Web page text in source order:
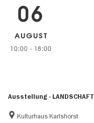
Ausstellung - LANDSCHAFT
Kulturhaus Karlshorst
06
AUGUST
10:00 - 18:00